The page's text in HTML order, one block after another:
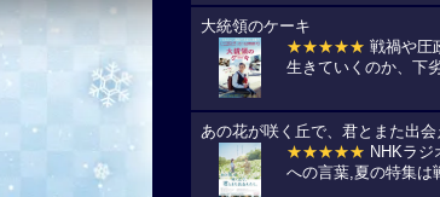
大統領のケーキ
★★★★★ 戦禍や圧
生きていくのか、下
あの花が咲く丘で、君とまた出会
★★★★★ NHKラジ
への言葉,夏の特集は